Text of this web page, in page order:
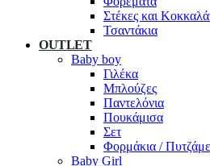
Στέκες και
Τσαντάκια
OUTLET
Baby boy
Γιλέκα
Μπλούζες
Παντελόνια
Πουκάμισα
Σετ
Φορμάκια /
Baby Girl